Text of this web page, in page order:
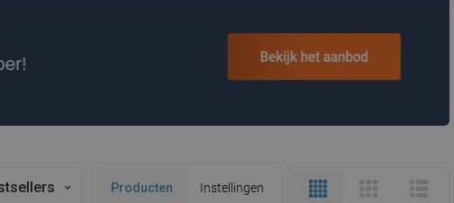
Producten Instellingen